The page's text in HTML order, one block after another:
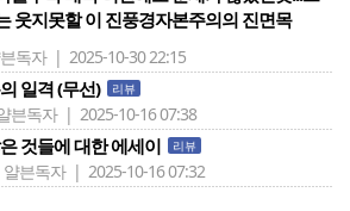
웃지못할 이 진풍경자본주의의 진면목
독자 | 2025-10-30 22:15
일격 (무선) 리뷰
븐독자 | 2025-10-16 07:38
것들에 대한 에세이 리뷰
얄븐독자 | 2025-10-16 07:32